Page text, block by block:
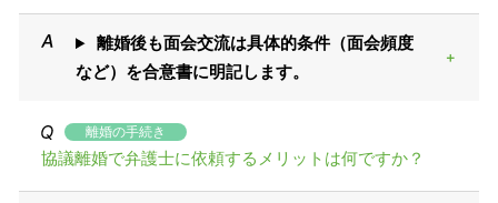
離婚後も面会交流は具体的条件（面会頻度
など）を合意書に明記します。
離婚の手続き
協議離婚で弁護士に依頼するメリットは何ですか？